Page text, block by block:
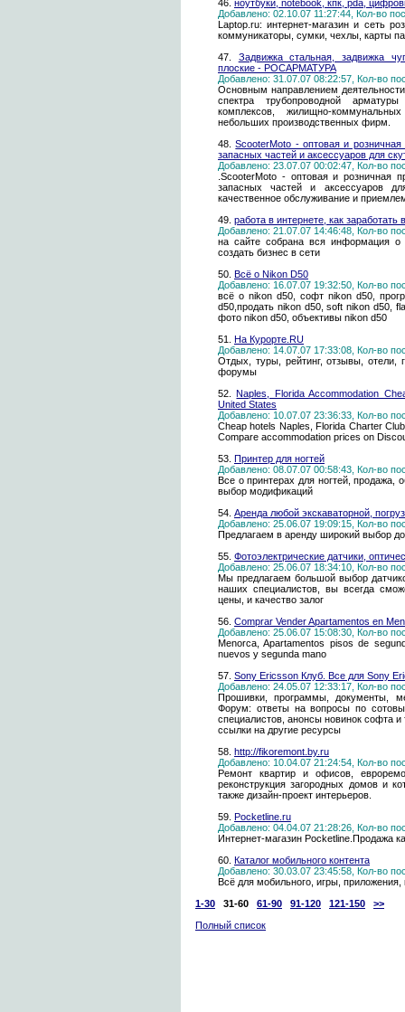
46. ноутбуки, notebook, кпк, pda,
Добавлено: 02.10.07 11:27:44, Кол-во
Laptop.ru: интернет-магазин и сеть
коммуникаторы, сумки, чехлы, карты
47. Задвижка стальная, задвижка
плоские - РОСАРМАТУРА
Добавлено: 31.07.07 08:22:57, Кол-во
Основным направлением
спектра трубопроводной
комплексов, жилищно-
небольших производственных фирм.
48.ScooterMoto - оптовая и
запасных частей и аксессуаров для
Добавлено: 23.07.07 00:02:47, Кол-во
.ScooterMoto - оптовая и розничная
запасных частей и аксессуаров
качественное обслуживание и
49. работа в интернете, как заработать
Добавлено: 21.07.07 14:46:48, Кол-во
на сайте собрана вся информация о
создать бизнес в сети
50. Всё о Nikon D50
Добавлено: 16.07.07 19:32:50, Кол-во
всё о nikon d50, софт nikon d50,
d50,продать nikon d50, soft nikon d50,
фото nikon d50, объективы nikon d50
51. На Курорте.RU
Добавлено: 14.07.07 17:33:08, Кол-во
Отдых, туры, рейтинг, отзывы, отели,
форумы
52.Naples, Florida Accommodation
United States
Добавлено: 10.07.07 23:36:33, Кол-во
Cheap hotels Naples, Florida Charter
Compare accommodation prices on
53. Принтер для ногтей
Добавлено: 08.07.07 00:58:43, Кол-во
Все о принтерах для ногтей, продажа,
выбор модификаций
54. Аренда любой экскаваторной,
Добавлено: 25.06.07 19:09:15, Кол-во
Предлагаем в аренду широкий выбор
55. Фотоэлектрические датчики,
Добавлено: 25.06.07 18:34:10, Кол-во
Мы предлагаем большой выбор
наших специалистов, вы всегда
цены, и качество залог
56. Comprar Vender Apartamentos en
Добавлено: 25.06.07 15:08:30, Кол-во
Menorca, Apartamentos pisos de
nuevos y segunda mano
57. Sony Ericsson Клуб. Все для Sony
Добавлено: 24.05.07 12:33:17, Кол-во
Прошивки, программы, документы,
Форум: ответы на вопросы по
специалистов, анонсы новинок софта
ссылки на другие ресурсы
58. http://fikoremont.by.ru
Добавлено: 10.04.07 21:24:54, Кол-во
Ремонт квартир и офисов,
реконструкция загородных домов и
также дизайн-проект интерьеров.
59. Pocketline.ru
Добавлено: 04.04.07 21:28:26, Кол-во
Интернет-магазин Pocketline.Продажа
60. Каталог мобильного контента
Добавлено: 30.03.07 23:45:58, Кол-во
Всё для мобильного, игры,
1-30
31-60 61-90 91-120 121-150
>>
Полный список